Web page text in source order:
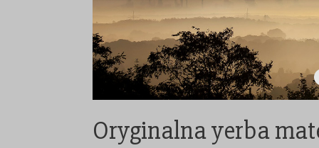
Oryginalna yerba